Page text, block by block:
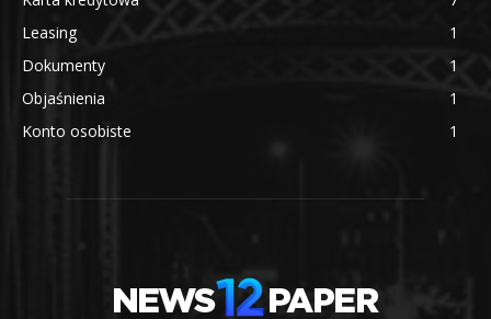
Leasing
1
Dokumenty
1
Objaśnienia
1
Konto osobiste
1